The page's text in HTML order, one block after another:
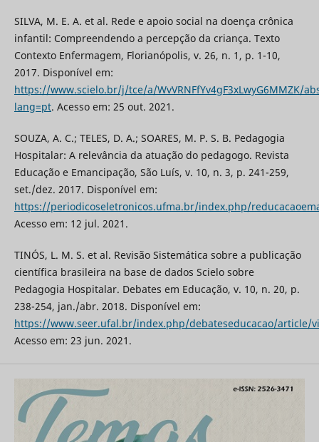
SILVA, M. E. A. et al. Rede e apoio social na doença crônica
infantil: Compreendendo a percepção da criança. Texto
Contexto Enfermagem, Florianópolis, v. 26, n. 1, p. 1-10,
2017. Disponível em:
https://www.scielo.br/j/tce/a/WvVRNFfYv4gF3xLwyG6MMZK/
lang=pt. Acesso em: 25 out. 2021.
SOUZA, A. C.; TELES, D. A.; SOARES, M. P. S. B. Pedagogia
Hospitalar: A relevância da atuação do pedagogo. Revista
Educação e Emancipação, São Luís, v. 10, n. 3, p. 241-259,
set./dez. 2017. Disponível em:
https://periodicoseletronicos.ufma.br/index.php/
Acesso em: 12 jul. 2021.
TINÓS, L. M. S. et al. Revisão Sistemática sobre a publicação
científica brasileira na base de dados Scielo sobre
Pedagogia Hospitalar. Debates em Educação, v. 10, n. 20, p.
238-254, jan./abr. 2018. Disponível em:
https://www.seer.ufal.br/index.php/debateseducacao/article/
Acesso em: 23 jun. 2021.